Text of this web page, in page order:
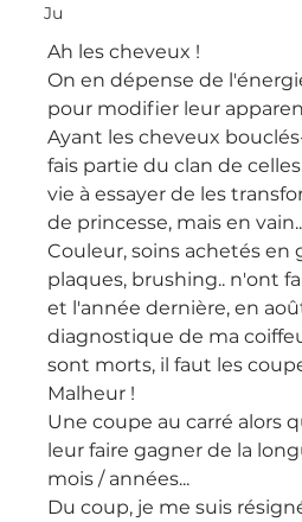
Ju
Ah les cheveux !
On en dépense de
pour modifier leur
Ayant les cheveux
fais partie du clan de
vie à essayer de les
de princesse, mais en
Couleur, soins achetés en
plaques, brushing.. n'ont
et l'année dernière, en
diagnostique de ma
sont morts, il faut les
Malheur !
Une coupe au carré alors
leur faire gagner de la
mois / années...
Du coup, je me suis